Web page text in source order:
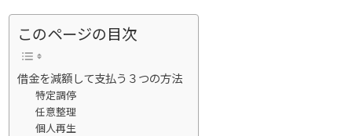
このページの目次
借金を減額して支払う３つの方法
特定調停
任意整理
個人再生